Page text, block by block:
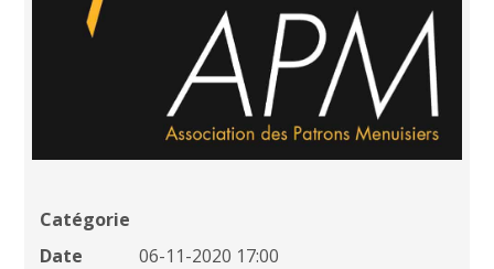
Catégorie
Date
06-11-2020 17:00